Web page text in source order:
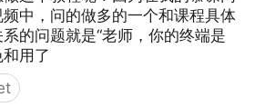
频中，问的做多的一个和课程具体
的问题就是“老师，你的终端是
用了